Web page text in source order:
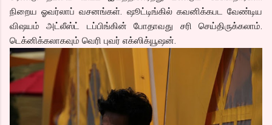
நிறைய ஓவர்லாப் வசனங்கள். ஷூட்டிங்கில் கவனிக்கபட வேண்டிய
விஷயம் அட்லீஸ்ட் டப்பிங்கின் போதாவது சரி செய்திருக்கலாம்.
டெக்னிக்கலாகவும் வெரி புவர் எக்ஸிக்யூஷன்.